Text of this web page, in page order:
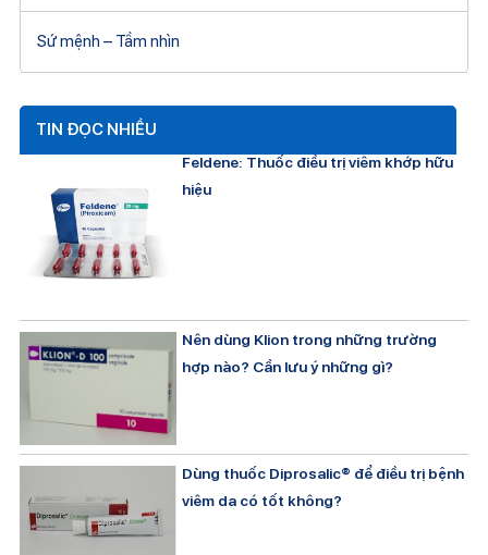
Sứ mệnh – Tầm nhìn
TIN ĐỌC NHIỀU
Feldene: Thuốc điều trị viêm khớp hữu
hiệu
Nên dùng Klion trong những trường
hợp nào? Cần lưu ý những gì?
Dùng thuốc Diprosalic® để điều trị bệnh
viêm da có tốt không?